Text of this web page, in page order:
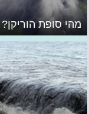
מהי סופת הוריקן?